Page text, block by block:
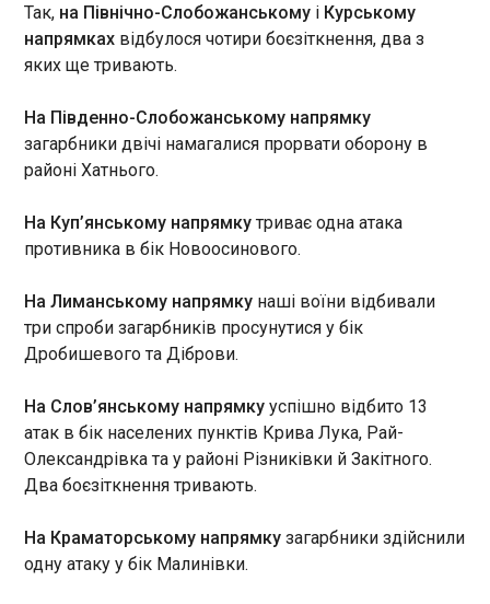
державної безпеки Швеції (SÄPO) Габріель
Вернстедт, підозри стосуються "серйозної
нелегальної розвідувальної діяльності проти
ЧИТАТЬ
бананах
16:47:31
В Італії фінансова поліція вилучили понад 300
кг у порту Вадо-Лігуре. Наркотики були сховані у
вантажі бананів із Колумбії. Про це повідомляє
кластера переговорів з Україною про вступ
до ЄС
16:47:23
У переговорах щодо вступу
Євросоюзу стався прорив.
Угорщина погодилася
Так, на Північно-Слобожанському і Курському
напрямках відбулося чотири боєзіткнення, два з
яких ще тривають.
На Південно-Слобожанському напрямку
загарбники двічі намагалися прорвати оборону в
районі Хатнього.
На Куп’янському напрямку триває одна атака
противника в бік Новоосинового.
На Лиманському напрямку наші воїни відбивали
три спроби загарбників просунутися у бік
Дробишевого та Діброви.
На Слов’янському напрямку успішно відбито 13
атак в бік населених пунктів Крива Лука, Рай-
Олександрівка та у районі Різниківки й Закітного.
Два боєзіткнення тривають.
На Краматорському напрямку загарбники здійснили
одну атаку у бік Малинівки.